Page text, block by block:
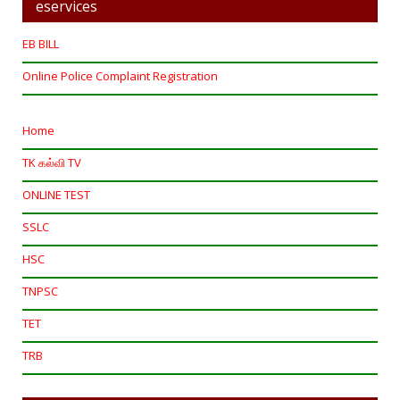
eservices
EB BILL
Online Police Complaint Registration
Home
TK கல்வி TV
ONLINE TEST
SSLC
HSC
TNPSC
TET
TRB